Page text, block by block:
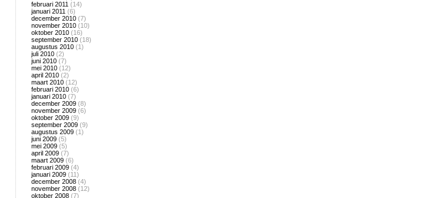
februari 2011 (14)
januari 2011 (6)
december 2010 (7)
november 2010 (10)
oktober 2010 (16)
september 2010 (18)
augustus 2010 (1)
juli 2010 (2)
juni 2010 (7)
mei 2010 (12)
april 2010 (2)
maart 2010 (12)
februari 2010 (6)
januari 2010 (7)
december 2009 (8)
november 2009 (6)
oktober 2009 (9)
september 2009 (9)
augustus 2009 (1)
juni 2009 (5)
mei 2009 (5)
april 2009 (7)
maart 2009 (6)
februari 2009 (4)
januari 2009 (11)
december 2008 (4)
november 2008 (12)
oktober 2008 (7)